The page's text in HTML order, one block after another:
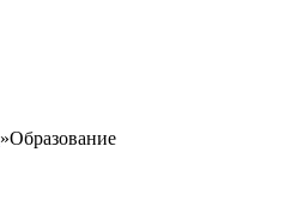
»Образование